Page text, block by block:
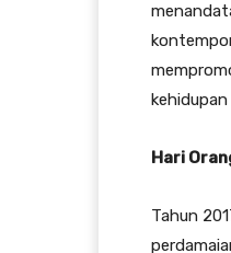
kehidupan
Hari
Tahun